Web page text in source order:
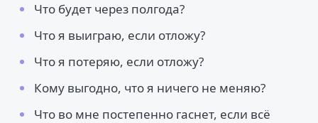
Что будет через полгода?
Что я выиграю, если отложу?
Что я потеряю, если отложу?
Кому выгодно, что я ничего не меняю?
Что во мне постепенно гаснет, если всё